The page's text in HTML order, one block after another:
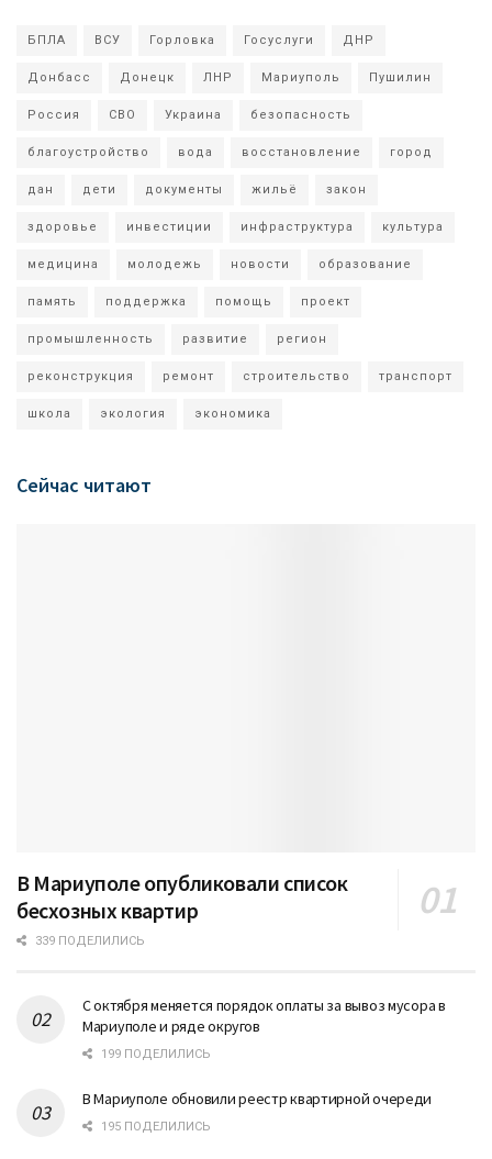
БПЛА ВСУ Горловка Госуслуги ДНР
Донбасс Донецк ЛНР Мариуполь Пушилин
Россия СВО Украина безопасность
благоустройство вода восстановление город
дан дети документы жильё закон
здоровье инвестиции инфраструктура культура
медицина молодежь новости образование
память поддержка помощь проект
промышленность развитие регион
реконструкция ремонт строительство транспорт
школа экология экономика
Сейчас читают
В Мариуполе опубликовали список
бесхозных квартир
339 ПОДЕЛИЛИСЬ
С октября меняется порядок оплаты за вывоз мусора в
Мариуполе и ряде округов
199 ПОДЕЛИЛИСЬ
В Мариуполе обновили реестр квартирной очереди
195 ПОДЕЛИЛИСЬ